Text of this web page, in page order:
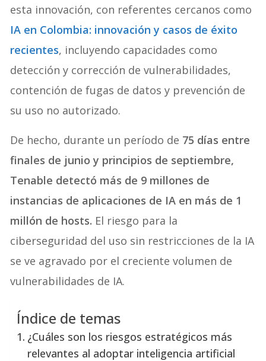
esta innovación, con referentes cercanos como
IA en Colombia: innovación y casos de éxito
recientes, incluyendo capacidades como
detección y corrección de vulnerabilidades,
contención de fugas de datos y prevención de
su uso no autorizado.
De hecho, durante un período de 75 días entre
finales de junio y principios de septiembre,
Tenable detectó más de 9 millones de
instancias de aplicaciones de IA en más de 1
millón de hosts. El riesgo para la
ciberseguridad del uso sin restricciones de la IA
se ve agravado por el creciente volumen de
vulnerabilidades de IA.
Índice de temas
¿Cuáles son los riesgos estratégicos más
relevantes al adoptar inteligencia artificial